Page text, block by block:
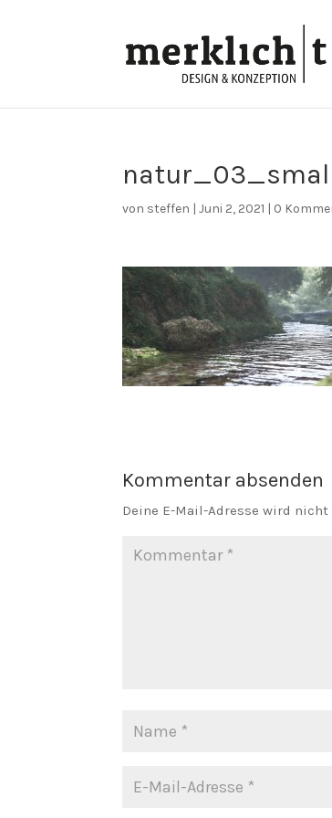
von steffen |Juni 2, 2021 | 0
Kommentar absenden
Deine E-Mail-Adresse wird